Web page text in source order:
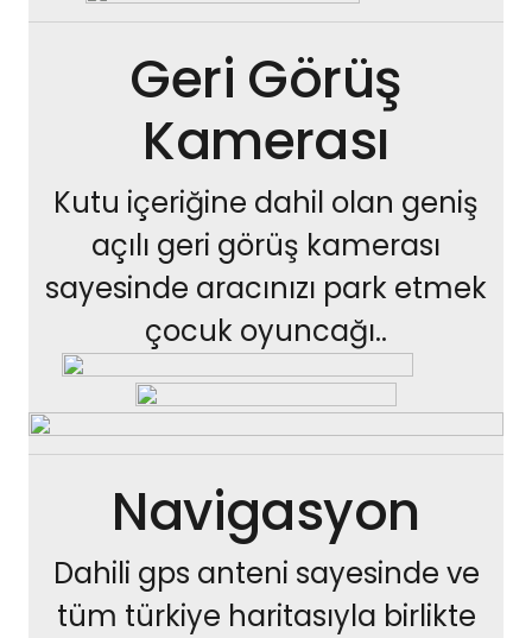
Geri Görüş
Kamerası
Kutu içeriğine dahil olan geniş
açılı geri görüş kamerası
sayesinde aracınızı park etmek
çocuk oyuncağı..
Navigasyon
Dahili gps anteni sayesinde ve
tüm türkiye haritasıyla birlikte